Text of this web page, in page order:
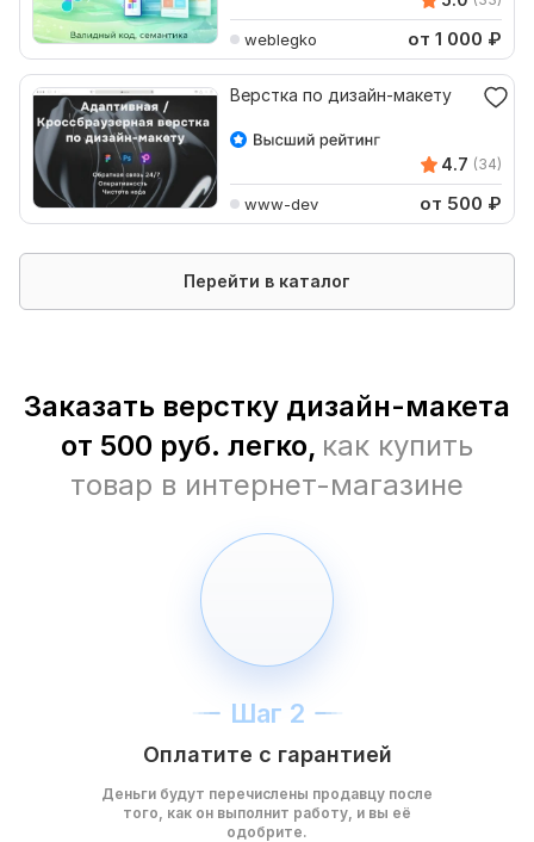
weblegko от 1 000 ₽
Верстка по дизайн-макету
4.7 (34)
www-dev от 500 ₽
Перейти в каталог
Заказать верстку дизайн-макета
от 500 руб. легко, как купить
товар в интернет-магазине
Шаг 2
Оплатите с гарантией
Деньги будут перечислены продавцу после
того, как он выполнит работу, и вы её
одобрите.